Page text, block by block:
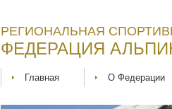
РЕГИОНАЛЬНАЯ
ФЕДЕРАЦИЯ
Главная О Федерации